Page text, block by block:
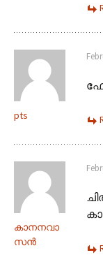
pts
കാനനവാ
സന്‍